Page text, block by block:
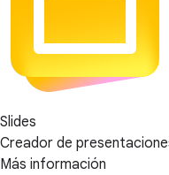
Slides
Creador de
Más información